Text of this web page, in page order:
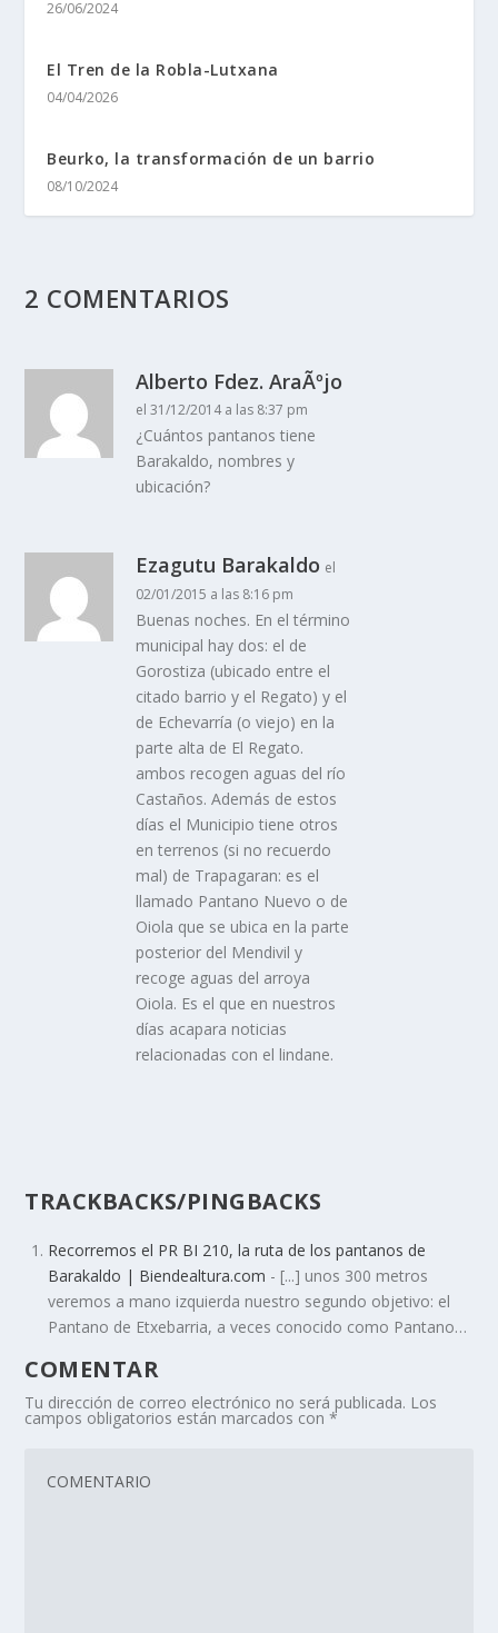
26/06/2024
El Tren de la Robla-Lutxana
04/04/2026
Beurko, la transformación de un barrio
08/10/2024
2 COMENTARIOS
Alberto Fdez. AraÃºjo
el 31/12/2014 a las 8:37 pm
¿Cuántos pantanos tiene
Barakaldo, nombres y
ubicación?
Ezagutu Barakaldo el
02/01/2015 a las 8:16 pm
Buenas noches. En el término
municipal hay dos: el de
Gorostiza (ubicado entre el
citado barrio y el Regato) y el
de Echevarrí­a (o viejo) en la
parte alta de El Regato.
ambos recogen aguas del rí­o
Castaños. Además de estos
dí­as el Municipio tiene otros
en terrenos (si no recuerdo
mal) de Trapagaran: es el
llamado Pantano Nuevo o de
Oiola que se ubica en la parte
posterior del Mendivil y
recoge aguas del arroya
Oiola. Es el que en nuestros
dí­as acapara noticias
relacionadas con el lindane.
TRACKBACKS/PINGBACKS
Recorremos el PR BI 210, la ruta de los pantanos de
Barakaldo | Biendealtura.com - [...] unos 300 metros
veremos a mano izquierda nuestro segundo objetivo: el
Pantano de Etxebarria, a veces conocido como Pantano…
COMENTAR
Tu dirección de correo electrónico no será publicada. Los
campos obligatorios están marcados con*